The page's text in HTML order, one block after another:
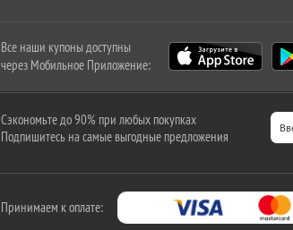
Все наши купоны доступны
через Мобильное Приложение:
Сэкономьте до 90% при любых покупках
Подпишитесь на самые выгодные предложения
Принимаем к оплате: